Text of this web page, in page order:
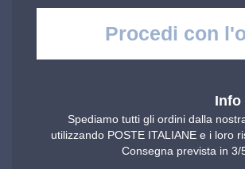
Info
Spediamo tutti gli ordini dalla
utilizzando POSTE ITALIANE e i loro
Consegna prevista in 3/
Procedi con